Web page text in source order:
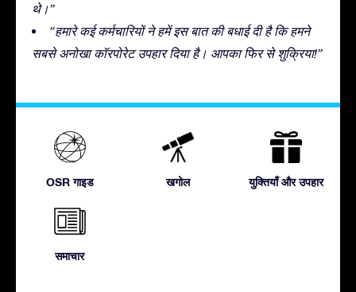
थे।”
“हमारे कई कर्मचारियों ने हमें इस बात की बधाई दी है कि हमने
सबसे अनोखा कॉरपोरेट उपहार दिया है। आपका फिर से शुक्रिया!”
OSR गाइड खगोल युक्तियाँ और उपहार
समाचार